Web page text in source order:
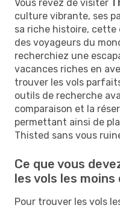
Vous rêvez de visiter
culture vibrante, ses
sa riche histoire,
des voyageurs du
recherchiez une
vacances riches en
trouver les vols
outils de recherche
comparaison et la
permettant ainsi de
Thisted sans vous
Ce que vous
les vols les moins
Pour trouver les vols